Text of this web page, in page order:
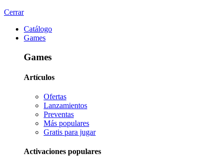
Cerrar
Catálogo
Games
Games
Artículos
Ofertas
Lanzamientos
Preventas
Más populares
Gratis para jugar
Activaciones populares